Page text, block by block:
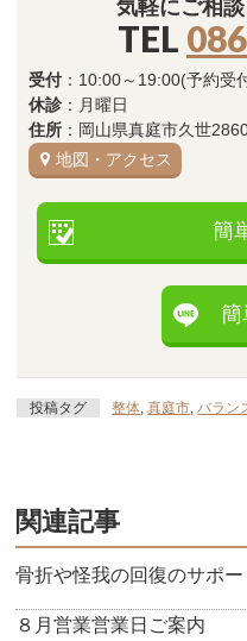
気軽にご相
TEL
受付 ：10:00～19:00(予約受
休診 ：月曜日
住所 ：岡山県真庭市久世
地図・アクセス
簡
簡
投稿タグ 整体,真庭市,バラン
関連記事
骨折や怪我の回復のサポー
８月営業営業日ご案内